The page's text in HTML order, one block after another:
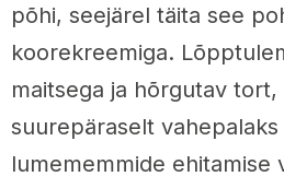
põhi, seejärel täita see
koorekreemiga.
maitsega ja hõrgutav tort,
suurepäraselt
lumememmide ehitamise